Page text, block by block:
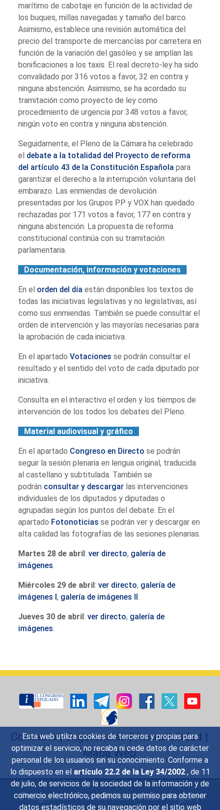
Esta web utiliza cookies de terceros y propias para
optimizar el servicio, no recaba ni cede datos de carácter
personal de los usuarios sin su conocimiento. Conforme a
lo dispuesto en el artículo 22.2 de la Ley 34/2002 , de 11
de julio, de servicios de la sociedad de la información y de
comercio electrónico, pedimos su permiso para obtener
datos estadísticos de su navegación por el sitio web
marítimo de cabotaje en función de la actividad de
los buques, millas navegadas y tamaño del barco.
Asimismo, establece una revisión automática del
precio del transporte de mercancías por carretera en
función de la variación del gasóleo y se amplían las
bonificaciones a los taxis. El real decreto-ley ha sido
convalidado por 316 votos a favor, 32 en contra y
ninguna abstención. Asimismo, se ha acordado su
tramitación como proyecto de ley como
procedimiento de urgencia por 348 votos a favor,
ningún voto en contra y ninguna abstención.
Seguidamente, el Pleno de la Cámara ha celebrado
el debate a la totalidad del Proyecto de reforma
del artículo 43 de la Constitución Española para
garantizar el derecho a la interrupción voluntaria del
embarazo. Las enmiendas de devolución
presentadas por los Grupos PP y VOX han quedado
rechazadas por 171 votos a favor, 177 en contra y
ninguna abstención. La propuesta de reforma
constitucional continúa con su tramitación
parlamentaria.
Documentación, información y votaciones
En el orden del día están disponibles los textos de
todas las iniciativas legislativas y no legislativas, así
como sus enmiendas. También se puede consultar el
orden de intervención y las mayorías necesarias para
la aprobación de cada iniciativa.
En el apartadoVotaciones se podrán consultar el
resultado y el sentido del voto de cada diputado por
iniciativa.
Consulta en el interactivo el orden y los tiempos de
intervención de los todos los debates del Pleno.
Material audiovisual y gráfico
En el apartado Congreso en Directo se podrán
seguir la sesión plenaria en lengua original, traducida
al castellano y subtitulada. También se
podrán consultar y descargar las intervenciones
individuales de los diputados y diputadas o
agrupadas según los puntos del debate. En el
apartado Fotonoticias se podrán ver y descargar en
alta calidad las fotografías de las sesiones plenarias.
Martes 28 de abril:ver directo, galería de
imágenes
Miércoles 29 de abril:ver directo, galería de
imágenes I, galería de imágenes II
Jueves 30 de abril:ver directo, galería de
imágenes
Contacto|Sugerencias|Accesibilidad |
Mapa Web
Preguntas Frecuentes|Aviso legal|